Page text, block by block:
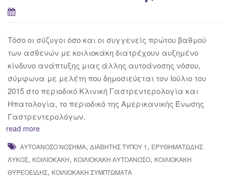
Τόσο οι σύζυγοι όσο και οι συγγενείς πρώτου βαθμού
των ασθενών με κοιλιοκάκη διατρέχουν αυξημένο
κίνδυνο ανάπτυξης μιας άλλης αυτοάνοσης νόσου,
σύμφωνα με μελέτη που δημοσιεύεται τον Ιούλιο του
2015 στο περιοδικό Κλινική Γαστρεντερολογία και
Ηπατολογία, το περιοδικό της Αμερικανικής Ένωσης
Γαστρεντερολόγων.
read more
ΑΥΤΟΆΝΟΣΟ ΝΌΣΗΜΑ, ΔΙΑΒΉΤΗΣ ΤΥΠΟΥ 1 , ΕΡΥΘΗΜΑΤΏΔΗΣ
ΛΎΚΟΣ, ΚΟΙΛΙΟΚΆΚΗ, ΚΟΙΛΙΟΚΆΚΗ ΑΥΤΟΆΝΟΣΟ, ΚΟΙΛΙΟΚΆΚΗ
ΘΥΡΕΟΕΙΔΉΣ, ΚΟΙΛΙΟΚΆΚΗ ΣΥΜΠΤΏΜΑΤΑ